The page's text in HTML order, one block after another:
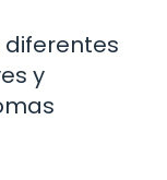
diferentes
y